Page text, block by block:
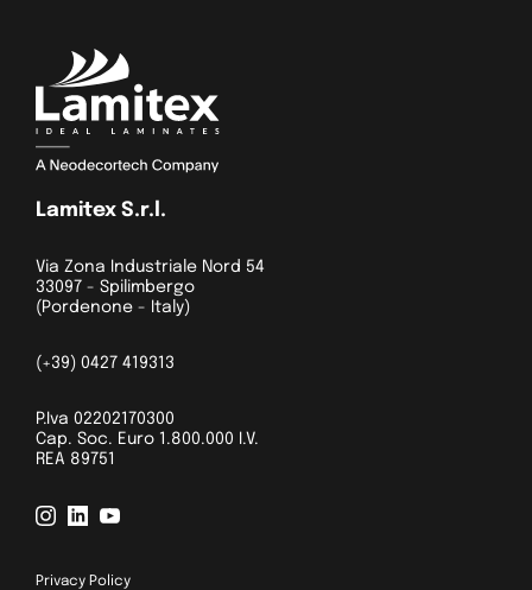
Lamitex S.r.l.
Via Zona Industriale Nord 54
33097 - Spilimbergo
(Pordenone - Italy)
(+39) 0427 419313
P.Iva 02202170300
Cap. Soc. Euro 1.800.000 I.V.
REA 89751
Privacy Policy